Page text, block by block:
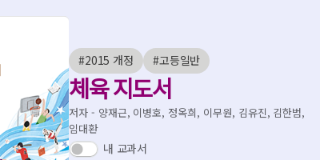
#2015 개정 #고등일반
체육 지도서
저자 - 양재근, 이병호, 정옥희, 이무원, 김유진, 김한범,
임대환
내 교과서